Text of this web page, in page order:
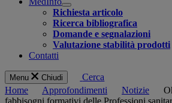
Open
submenu
Richiesta articolo
Ricerca bibliografica
Domande e segnalazioni
Valutazione stabilità prodotti
Contatti
Menu Chiudi
Cerca
Home
Approfondimenti Notizie